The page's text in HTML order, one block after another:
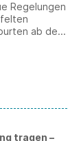
Regelungen
ab der
tragen –